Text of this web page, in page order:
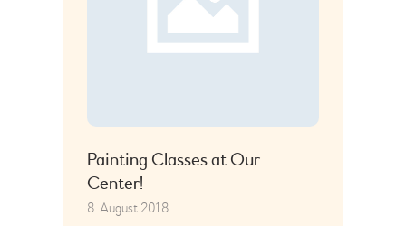
Painting Classes at Our
Center!
8. August 2018